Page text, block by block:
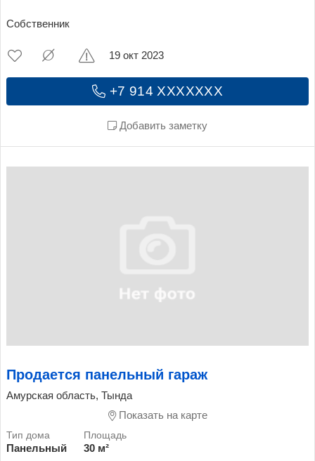
Собственник
+7 914 XXXXXXX
Добавить заметку
19 окт 2023
Продается панельный гараж
Амурская область, Тында
Показать на карте
Панельный
30 м²